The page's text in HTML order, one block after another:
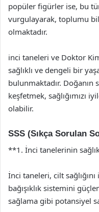
popüler figürler ise, bu
vurgulayarak, toplumu
olmaktadır.
inci taneleri ve Doktor
sağlıklı ve dengeli bir
bulunmaktadır. Doğanın
keşfetmek, sağlığımızı
olabilir.
SSS (Sıkça Sorulan
**1. İnci tanelerinin
İnci taneleri, cilt
bağışıklık sistemini
sağlama gibi potansiyel